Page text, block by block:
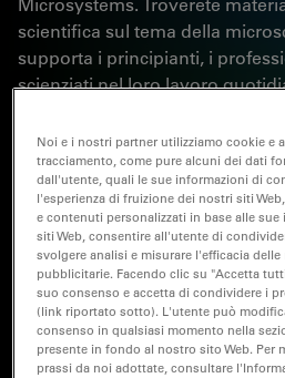
scientifica sul tema della
supporta i principianti, i
scienziati nel loro lavoro
applicative, scoprite le basi
tecnologie di punta. Entrate a
di Science Lab e condividete la
Noi e i nostri partner utilizziamo cookie e
tracciamento, come pure alcuni dei dati
dall'utente, quali le sue informazioni di
l'esperienza di fruizione dei nostri siti
e contenuti personalizzati in base alle
siti Web, consentire all'utente di
svolgere analisi e misurare l'efficacia
pubblicitarie. Facendo clic su "Accetta
suo consenso e accetta di condividere i
(link riportato sotto). L'utente può
consenso in qualsiasi momento nella
presente in fondo al nostro sito Web. Per
prassi da noi adottate, consultare